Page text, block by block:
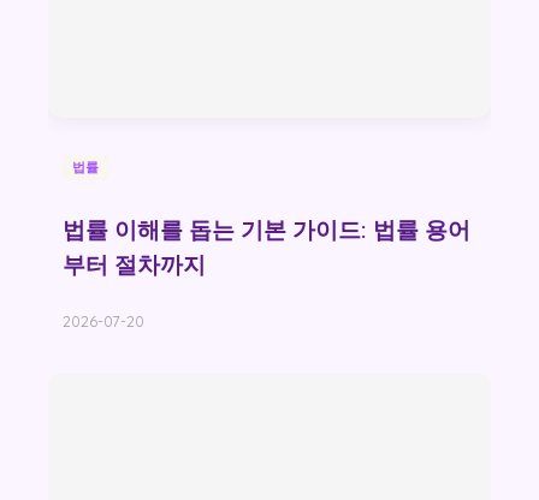
법률
법률 이해를 돕는 기본 가이드: 법률 용어
부터 절차까지
2026-07-20